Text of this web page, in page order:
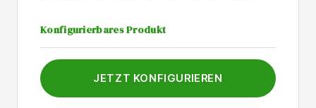
Fotos Ihrer Kollegen auf dem Whiteboard im Büro. Alles ist
möglich! Zwei MagnetartenWählen Sie aus 2
Magnetarten: beschreibbare oder extra stark. Der
beschreibbare Magnet besteht aus einer 0,5 mm starken
Magnetfolie mit einem hochglänzenden Whiteboard-
Laminat. Diese Laminatschicht macht den Magneten mit
Konfigurierbares Produkt
JETZT KONFIGURIEREN